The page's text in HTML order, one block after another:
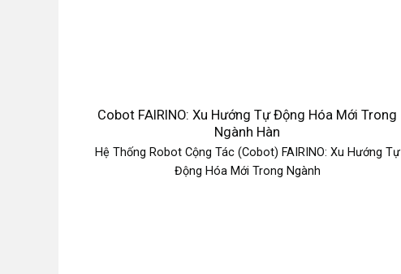
Cobot FAIRINO: Xu Hướng Tự Động Hóa Mới Trong
Ngành Hàn
Hệ Thống Robot Cộng Tác (Cobot) FAIRINO: Xu Hướng Tự
Động Hóa Mới Trong Ngành